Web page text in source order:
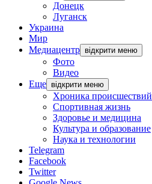
Донецк
Луганск
Украина
Мир
Медиацентр відкрити меню
Фото
Видео
Еще відкрити меню
Хроника происшествий
Спортивная жизнь
Здоровье и медицина
Культура и образование
Наука и технологии
Telegram
Facebook
Twitter